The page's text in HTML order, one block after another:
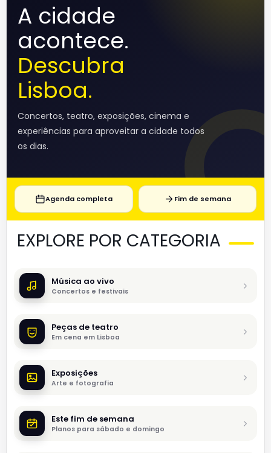
A cidade
acontece.
Descubra
Lisboa.
Concertos, teatro, exposições, cinema e
experiências para aproveitar a cidade todos
os dias.
Agenda completa Fim de semana
EXPLORE POR CATEGORIA
Música ao vivo
Concertos e festivais
Peças de teatro
Em cena em Lisboa
Exposições
Arte e fotografia
Este fim de semana
Planos para sábado e domingo